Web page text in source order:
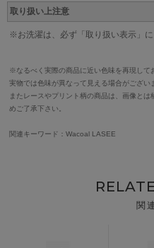
取り扱い上注意
※お洗濯は、必ず「取り扱い表示」に
※なるべく実際の商品に近い色味を再現して
実物では色味が異なって見える場合がござい
またレースやプリント柄の商品は、画像と
めご了承下さい。
関連キーワード：Wacoal LASEE
関